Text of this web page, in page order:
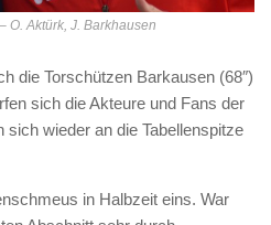
O. Aktürk, J. Barkhausen
die Torschützen Barkausen (68″)
sich die Akteure und Fans der
wieder an die Tabellenspitze
in Halbzeit eins. War